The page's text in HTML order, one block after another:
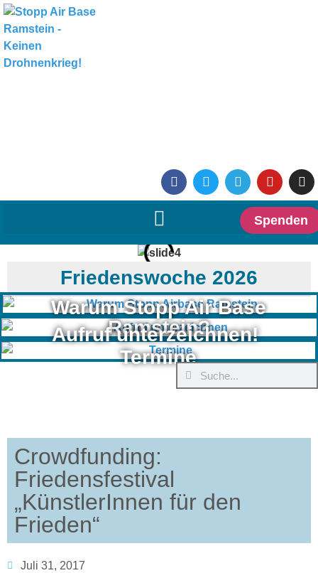
Spenden
Friedenswoche 2026
Warum Stopp Air Base
Ramstein?
Aufruf unterzeichnen!
Termine
Crowdfunding:
Friedensfestival
„KünstlerInnen für den
Frieden“
Juli 31, 2017